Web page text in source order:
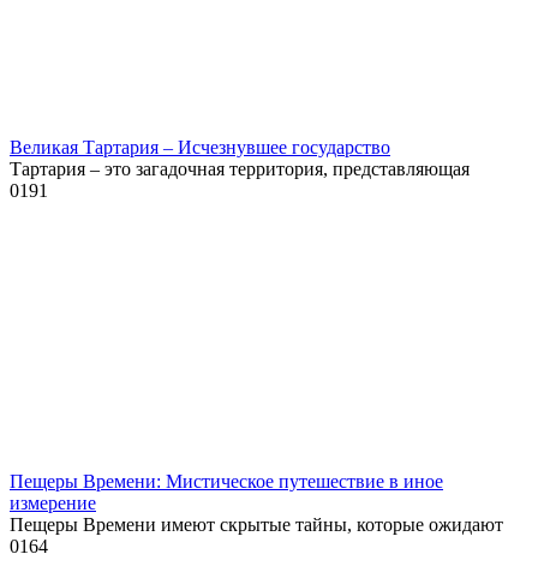
Великая Тартария – Исчезнувшее государство
Тартария – это загадочная территория, представляющая
0191
Пещеры Времени: Мистическое путешествие в иное
измерение
Пещеры Времени имеют скрытые тайны, которые ожидают
0164